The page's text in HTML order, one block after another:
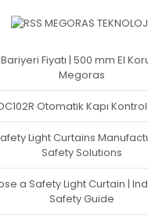
MEGORAS
Fiyatı | 500 mm El
Megoras
Otomatik Kapı Kontrol
Light Curtains
Safety Solutions
a Safety Light Curtain |
Safety Guide